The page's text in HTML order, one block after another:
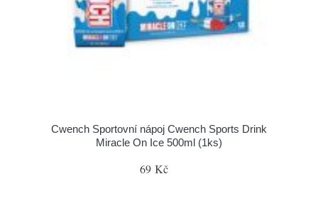
Cwench Sportovní nápoj Cwench Sports Drink
Miracle On Ice 500ml (1ks)
69 Kč